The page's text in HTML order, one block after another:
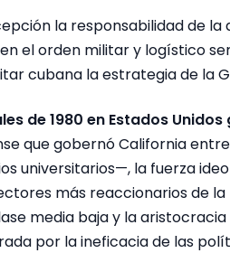
la responsabilidad de la
el orden militar y logístico
cubana la estrategia de la
de 1980 en Estados
que gobernó California entre
universitarios—, la fuerza
más reaccionarios de
media baja y la
por la ineficacia de las